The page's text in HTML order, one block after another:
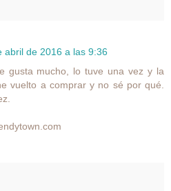
abril de 2016 a las 9:36
gusta mucho, lo tuve una vez y la
vuelto a comprar y no sé por qué.